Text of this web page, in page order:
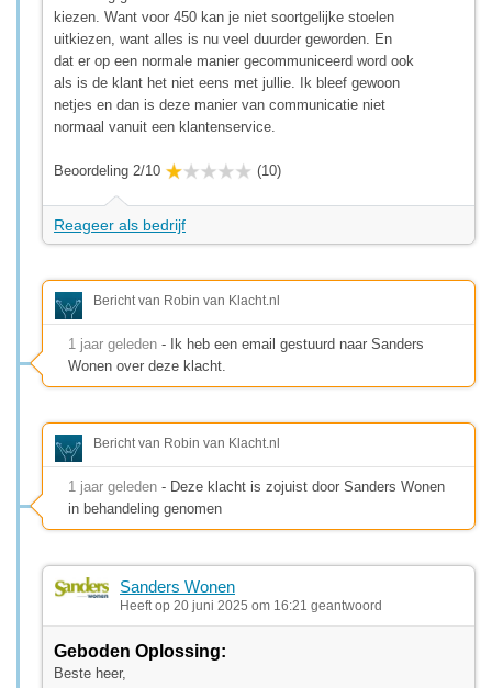
kiezen. Want voor 450 kan je niet soortgelijke stoelen
uitkiezen, want alles is nu veel duurder geworden. En
dat er op een normale manier gecommuniceerd word ook
als is de klant het niet eens met jullie. Ik bleef gewoon
netjes en dan is deze manier van communicatie niet
normaal vanuit een klantenservice.
Beoordeling 2/10 (10)
Reageer als bedrijf
Bericht van Robin van Klacht.nl
1 jaar geleden - Ik heb een email gestuurd naar Sanders
Wonen over deze klacht.
Bericht van Robin van Klacht.nl
1 jaar geleden - Deze klacht is zojuist door Sanders Wonen
in behandeling genomen
Sanders Wonen
Heeft op 20 juni 2025 om 16:21 geantwoord
Geboden Oplossing:
Beste heer,